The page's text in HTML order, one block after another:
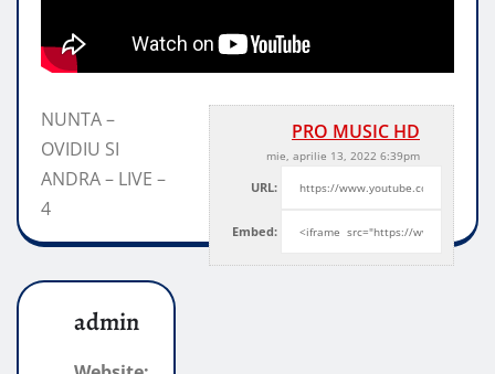
PRO MUSIC HD
mie, aprilie 13, 2022 6:39pm
URL:
Embed:
NUNTA –
OVIDIU SI
ANDRA – LIVE –
4
admin